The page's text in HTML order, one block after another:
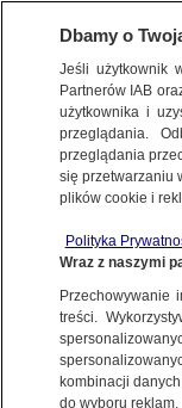
FAKTY
pracy".
Adrianna
30.06.2025, 21:27
Dbamy o
Jeśli użytkownik
Partnerów IAB
użytkownika i
przeglądania.
przeglądania
się przetwarzaniu
plików cookie i
Polityka
Wraz z naszymi
Przechowywanie
treści.
kombinacji
do wyboru reklam.